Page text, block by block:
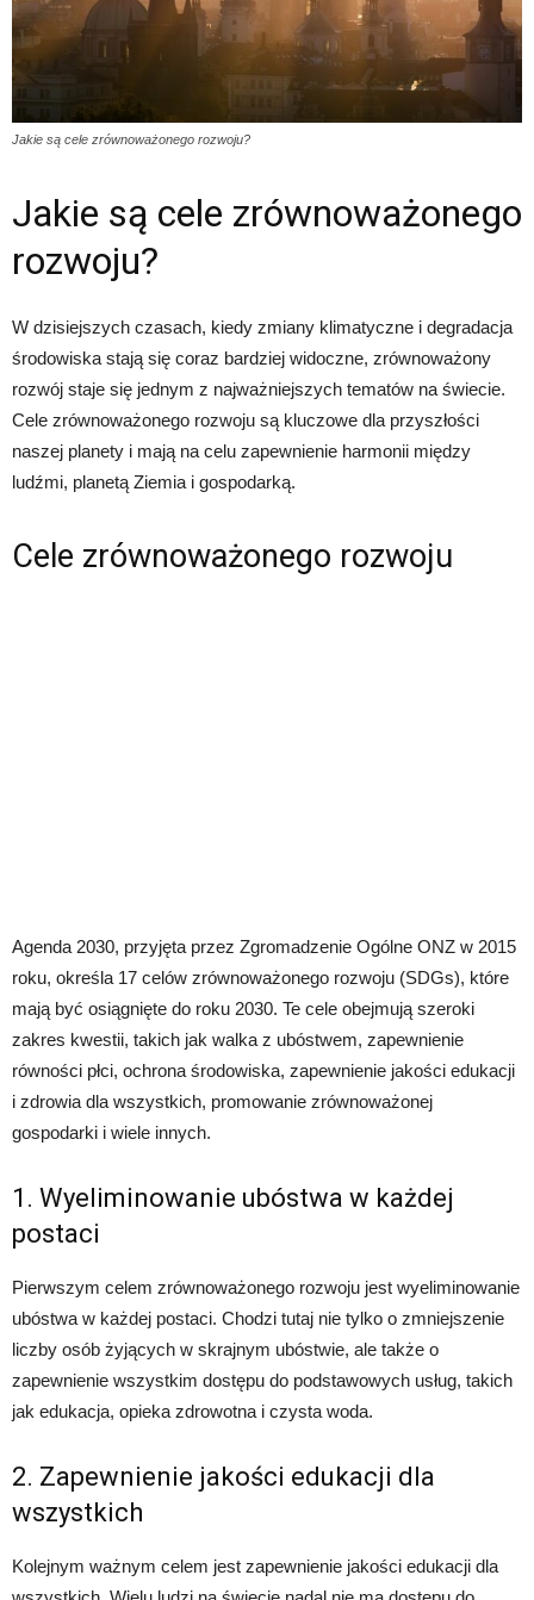
Jakie są cele zrównoważonego rozwoju?
Jakie są cele zrównoważonego
rozwoju?
W dzisiejszych czasach, kiedy zmiany klimatyczne i degradacja
środowiska stają się coraz bardziej widoczne, zrównoważony
rozwój staje się jednym z najważniejszych tematów na świecie.
Cele zrównoważonego rozwoju są kluczowe dla przyszłości
naszej planety i mają na celu zapewnienie harmonii między
ludźmi, planetą Ziemia i gospodarką.
Cele zrównoważonego rozwoju
Agenda 2030, przyjęta przez Zgromadzenie Ogólne ONZ w 2015
roku, określa 17 celów zrównoważonego rozwoju (SDGs), które
mają być osiągnięte do roku 2030. Te cele obejmują szeroki
zakres kwestii, takich jak walka z ubóstwem, zapewnienie
równości płci, ochrona środowiska, zapewnienie jakości edukacji
i zdrowia dla wszystkich, promowanie zrównoważonej
gospodarki i wiele innych.
1. Wyeliminowanie ubóstwa w każdej
postaci
Pierwszym celem zrównoważonego rozwoju jest wyeliminowanie
ubóstwa w każdej postaci. Chodzi tutaj nie tylko o zmniejszenie
liczby osób żyjących w skrajnym ubóstwie, ale także o
zapewnienie wszystkim dostępu do podstawowych usług, takich
jak edukacja, opieka zdrowotna i czysta woda.
2. Zapewnienie jakości edukacji dla
wszystkich
Kolejnym ważnym celem jest zapewnienie jakości edukacji dla